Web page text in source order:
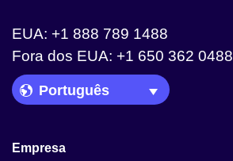
EUA: +1 888 789 1488
Fora dos EUA: +1 650 362 0488
Language Picker
Empresa